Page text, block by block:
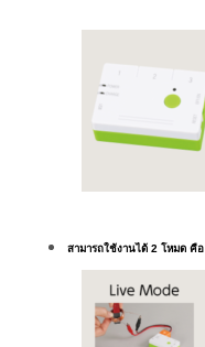
สามารถใช้งานได้ 2 โหมด คื